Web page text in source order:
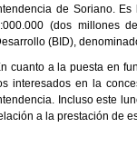
de Soriano.
(dos millones
(BID),
cuanto a la puesta en
interesados en la
Incluso este
a la prestación de